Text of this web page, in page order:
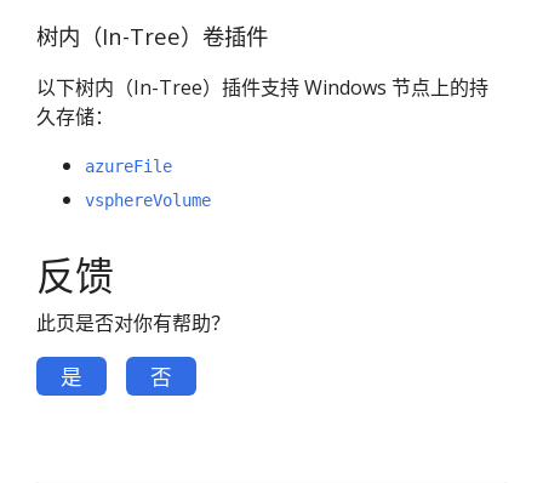
树内（In-Tree）卷插件
以下树内（In-Tree）插件支持 Windows 节点上的持
久存储：
azureFile
vsphereVolume
反馈
此页是否对你有帮助？
是 否